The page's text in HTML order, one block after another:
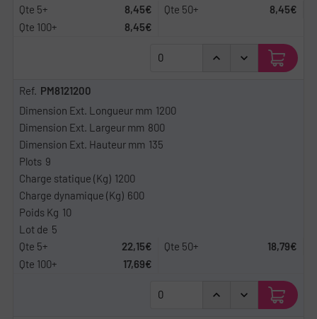
8,45€
8,45€
8,45€
PM8121200
1200
800
135
9
1200
600
10
5
22,15€
18,79€
17,69€